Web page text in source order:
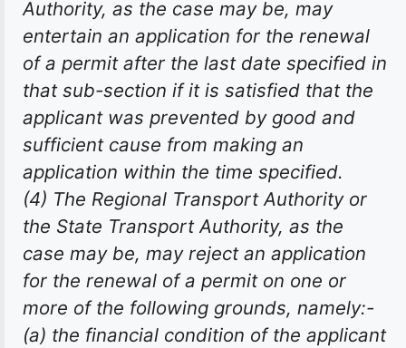
Authority, as the case may be, may
entertain an application for the renewal
of a permit after the last date specified in
that sub-section if it is satisfied that the
applicant was prevented by good and
sufficient cause from making an
application within the time specified.
(4) The Regional Transport Authority or
the State Transport Authority, as the
case may be, may reject an application
for the renewal of a permit on one or
more of the following grounds, namely:-
(a) the financial condition of the applicant